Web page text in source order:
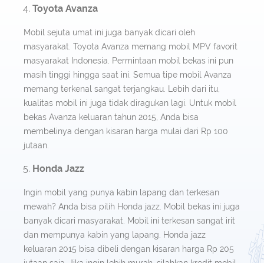
Toyota Avanza
Mobil sejuta umat ini juga banyak dicari oleh
masyarakat. Toyota Avanza memang mobil MPV favorit
masyarakat Indonesia. Permintaan mobil bekas ini pun
masih tinggi hingga saat ini. Semua tipe mobil Avanza
memang terkenal sangat terjangkau. Lebih dari itu,
kualitas mobil ini juga tidak diragukan lagi. Untuk mobil
bekas Avanza keluaran tahun 2015, Anda bisa
membelinya dengan kisaran harga mulai dari Rp 100
jutaan.
Honda Jazz
Ingin mobil yang punya kabin lapang dan terkesan
mewah? Anda bisa pilih Honda jazz. Mobil bekas ini juga
banyak dicari masyarakat. Mobil ini terkesan sangat irit
dan mempunya kabin yang lapang. Honda jazz
keluaran 2015 bisa dibeli dengan kisaran harga Rp 205